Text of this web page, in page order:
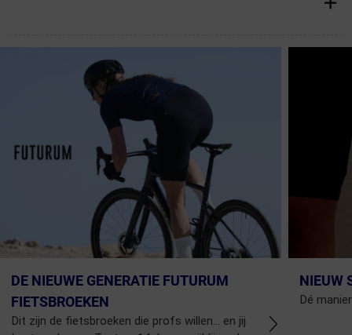
DE NIEUWE GENERATIE FUTURUM
FIETSBROEKEN
Dit zijn de fietsbroeken die profs willen... en jij
NIEUW
Dé